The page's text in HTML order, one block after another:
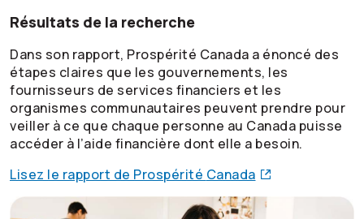
Résultats de la recherche
Dans son rapport, Prospérité Canada a énoncé des
étapes claires que les gouvernements, les
fournisseurs de services financiers et les
organismes communautaires peuvent prendre pour
veiller à ce que chaque personne au Canada puisse
accéder à l’aide financière dont elle a besoin.
Lisez le rapport de Prospérité Canada